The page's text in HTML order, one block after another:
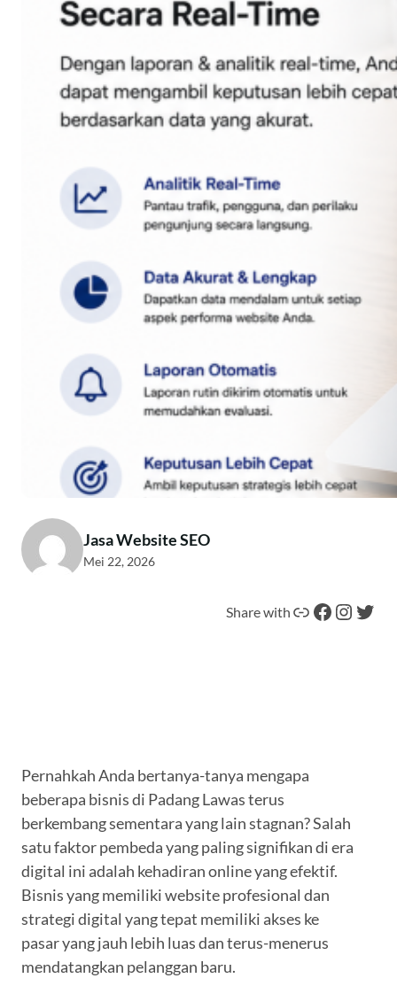
Jasa Website SEO
Mei 22, 2026
Share with Tautan Facebook Instagram Twitter
Pernahkah Anda bertanya-tanya mengapa
beberapa bisnis di Padang Lawas terus
berkembang sementara yang lain stagnan? Salah
satu faktor pembeda yang paling signifikan di era
digital ini adalah kehadiran online yang efektif.
Bisnis yang memiliki website profesional dan
strategi digital yang tepat memiliki akses ke
pasar yang jauh lebih luas dan terus-menerus
mendatangkan pelanggan baru.